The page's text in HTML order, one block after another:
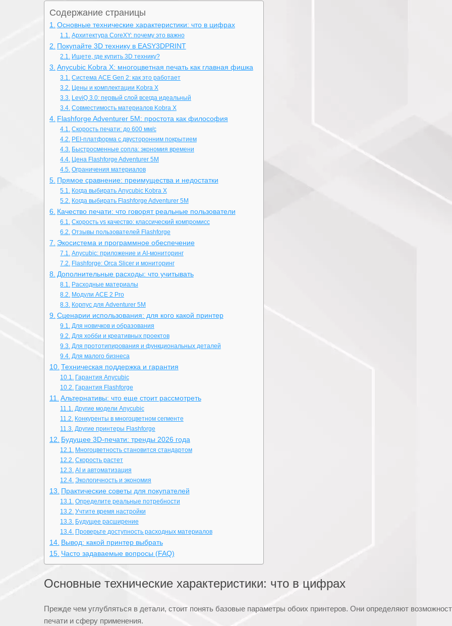
Содержание страницы
Основные технические характеристики: что в цифрах
Архитектура CoreXY: почему это важно
Покупайте 3D технику в EASY3DPRINT
Ищете, где купить 3D технику?
Anycubic Kobra X: многоцветная печать как главная фишка
Система ACE Gen 2: как это работает
Цены и комплектации Kobra X
LeviQ 3.0: первый слой всегда идеальный
Совместимость материалов Kobra X
Flashforge Adventurer 5M: простота как философия
Скорость печати: до 600 мм/с
PEI-платформа с двусторонним покрытием
Быстросменные сопла: экономия времени
Цена Flashforge Adventurer 5M
Ограничения материалов
Прямое сравнение: преимущества и недостатки
Когда выбирать Anycubic Kobra X
Когда выбирать Flashforge Adventurer 5M
Качество печати: что говорят реальные пользователи
Скорость vs качество: классический компромисс
Отзывы пользователей Flashforge
Экосистема и программное обеспечение
Anycubic: приложение и AI-мониторинг
Flashforge: Orca Slicer и мониторинг
Дополнительные расходы: что учитывать
Расходные материалы
Модули ACE 2 Pro
Корпус для Adventurer 5M
Сценарии использования: для кого какой принтер
Для новичков и образования
Для хобби и креативных проектов
Для прототипирования и функциональных деталей
Для малого бизнеса
Техническая поддержка и гарантия
Гарантия Anycubic
Гарантия Flashforge
Альтернативы: что еще стоит рассмотреть
Другие модели Anycubic
Конкуренты в многоцветном сегменте
Другие принтеры Flashforge
Будущее 3D-печати: тренды 2026 года
Многоцветность становится стандартом
Скорость растет
AI и автоматизация
Экологичность и экономия
Практические советы для покупателей
Определите реальные потребности
Учтите время настройки
Будущее расширение
Проверьте доступность расходных материалов
Вывод: какой принтер выбрать
Часто задаваемые вопросы (FAQ)
Основные технические характеристики: что в цифрах
Прежде чем углубляться в детали, стоит понять базовые параметры обоих принтеров. Они определяют
печати и сферу применения.